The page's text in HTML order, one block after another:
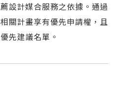
設計媒合服務之依據。通過
關計畫享有優先申請權，且
先建議名單。